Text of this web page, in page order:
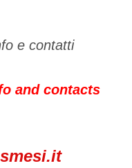
e contatti
and contacts